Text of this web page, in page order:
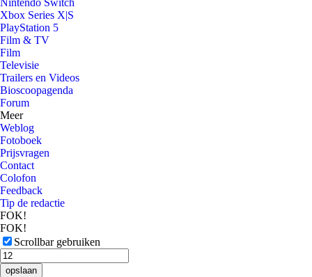
Nintendo Switch
Xbox Series X|S
PlayStation 5
Film & TV
Film
Televisie
Trailers en Videos
Bioscoopagenda
Forum
Meer
Weblog
Fotoboek
Prijsvragen
Contact
Colofon
Feedback
Tip de redactie
FOK!
FOK!
Scrollbar gebruiken
opslaan